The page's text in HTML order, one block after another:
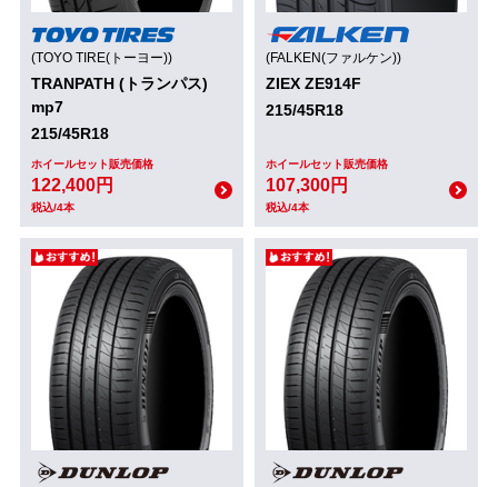
(TOYO TIRE(トーヨー))
TRANPATH (トランパス)
mp7
215/45R18
ホイールセット販売価格
122,400円
税込/4本
(FALKEN(ファルケン))
ZIEX ZE914F
215/45R18
ホイールセット販売価格
107,300円
税込/4本